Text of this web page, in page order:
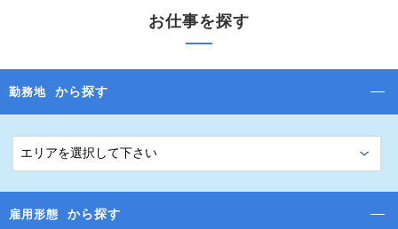
お仕事を探す
勤務地 から探す
雇用形態 から探す